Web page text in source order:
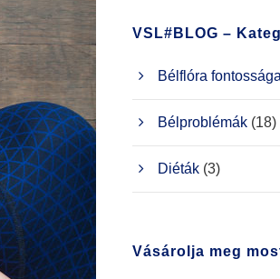
VSL#BLOG –
Bélflóra fontossága
Bélproblémák (18)
Diéták (3)
Vásárolja meg